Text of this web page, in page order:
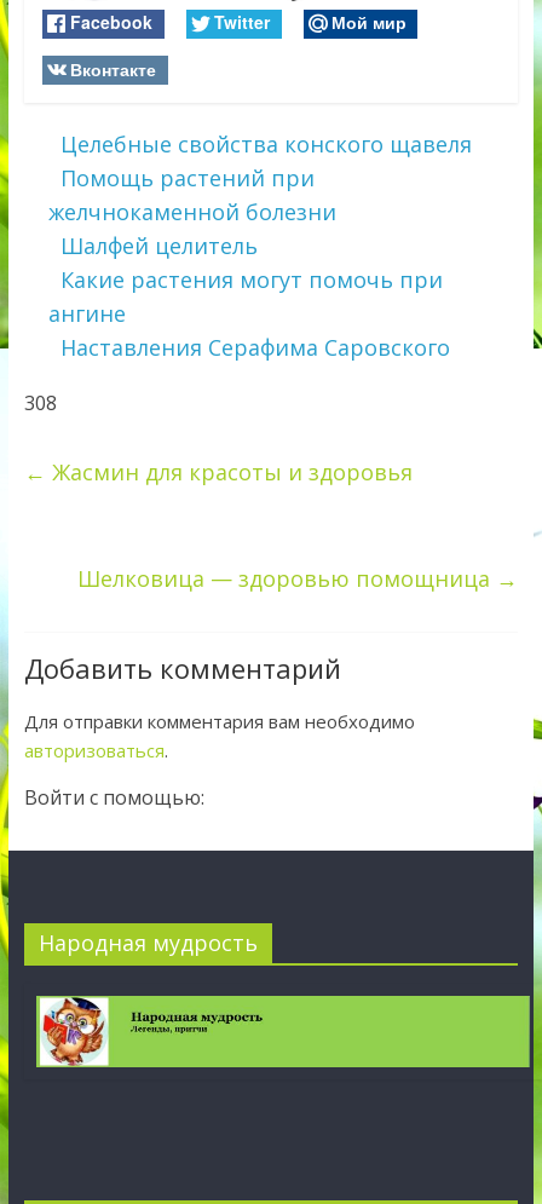
Facebook Twitter
Мой мир
Вконтакте
Целебные свойства конского щавеля
Помощь растений при
желчнокаменной болезни
Шалфей целитель
Какие растения могут помочь при
ангине
Наставления Серафима Саровского
308
← Жасмин для красоты и здоровья
Шелковица — здоровью помощница →
Добавить комментарий
Для отправки комментария вам необходимо
авторизоваться.
Войти с помощью:
Народная мудрость